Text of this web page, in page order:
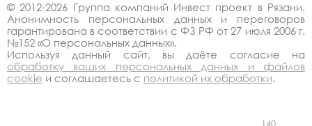
© 2012-2026 Группа компаний Инвест проект в Рязани.
Анонимность персональных данных и переговоров
гарантирована в соответствии с ФЗ РФ от 27 июля 2006 г.
№152 «О персональных данных».
Используя данный сайт, вы даёте согласие на
обработку ваших персональных данных и файлов
cookie и соглашаетесь с политикой их обработки.
140